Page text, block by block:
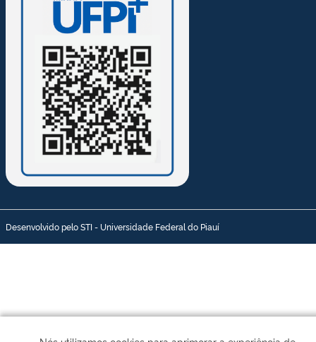
Desenvolvido pelo STI - Universidade Federal do Piauí